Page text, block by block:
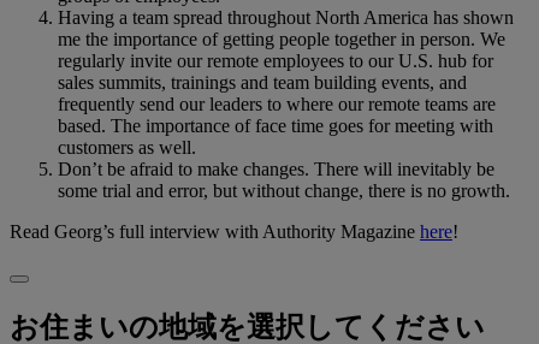
Having a team spread throughout North America has shown
me the importance of getting people together in person. We
regularly invite our remote employees to our U.S. hub for
sales summits, trainings and team building events, and
frequently send our leaders to where our remote teams are
based. The importance of face time goes for meeting with
customers as well.
Don’t be afraid to make changes. There will inevitably be
some trial and error, but without change, there is no growth.
Read Georg’s full interview with Authority Magazine here!
お住まいの地域を選択してください